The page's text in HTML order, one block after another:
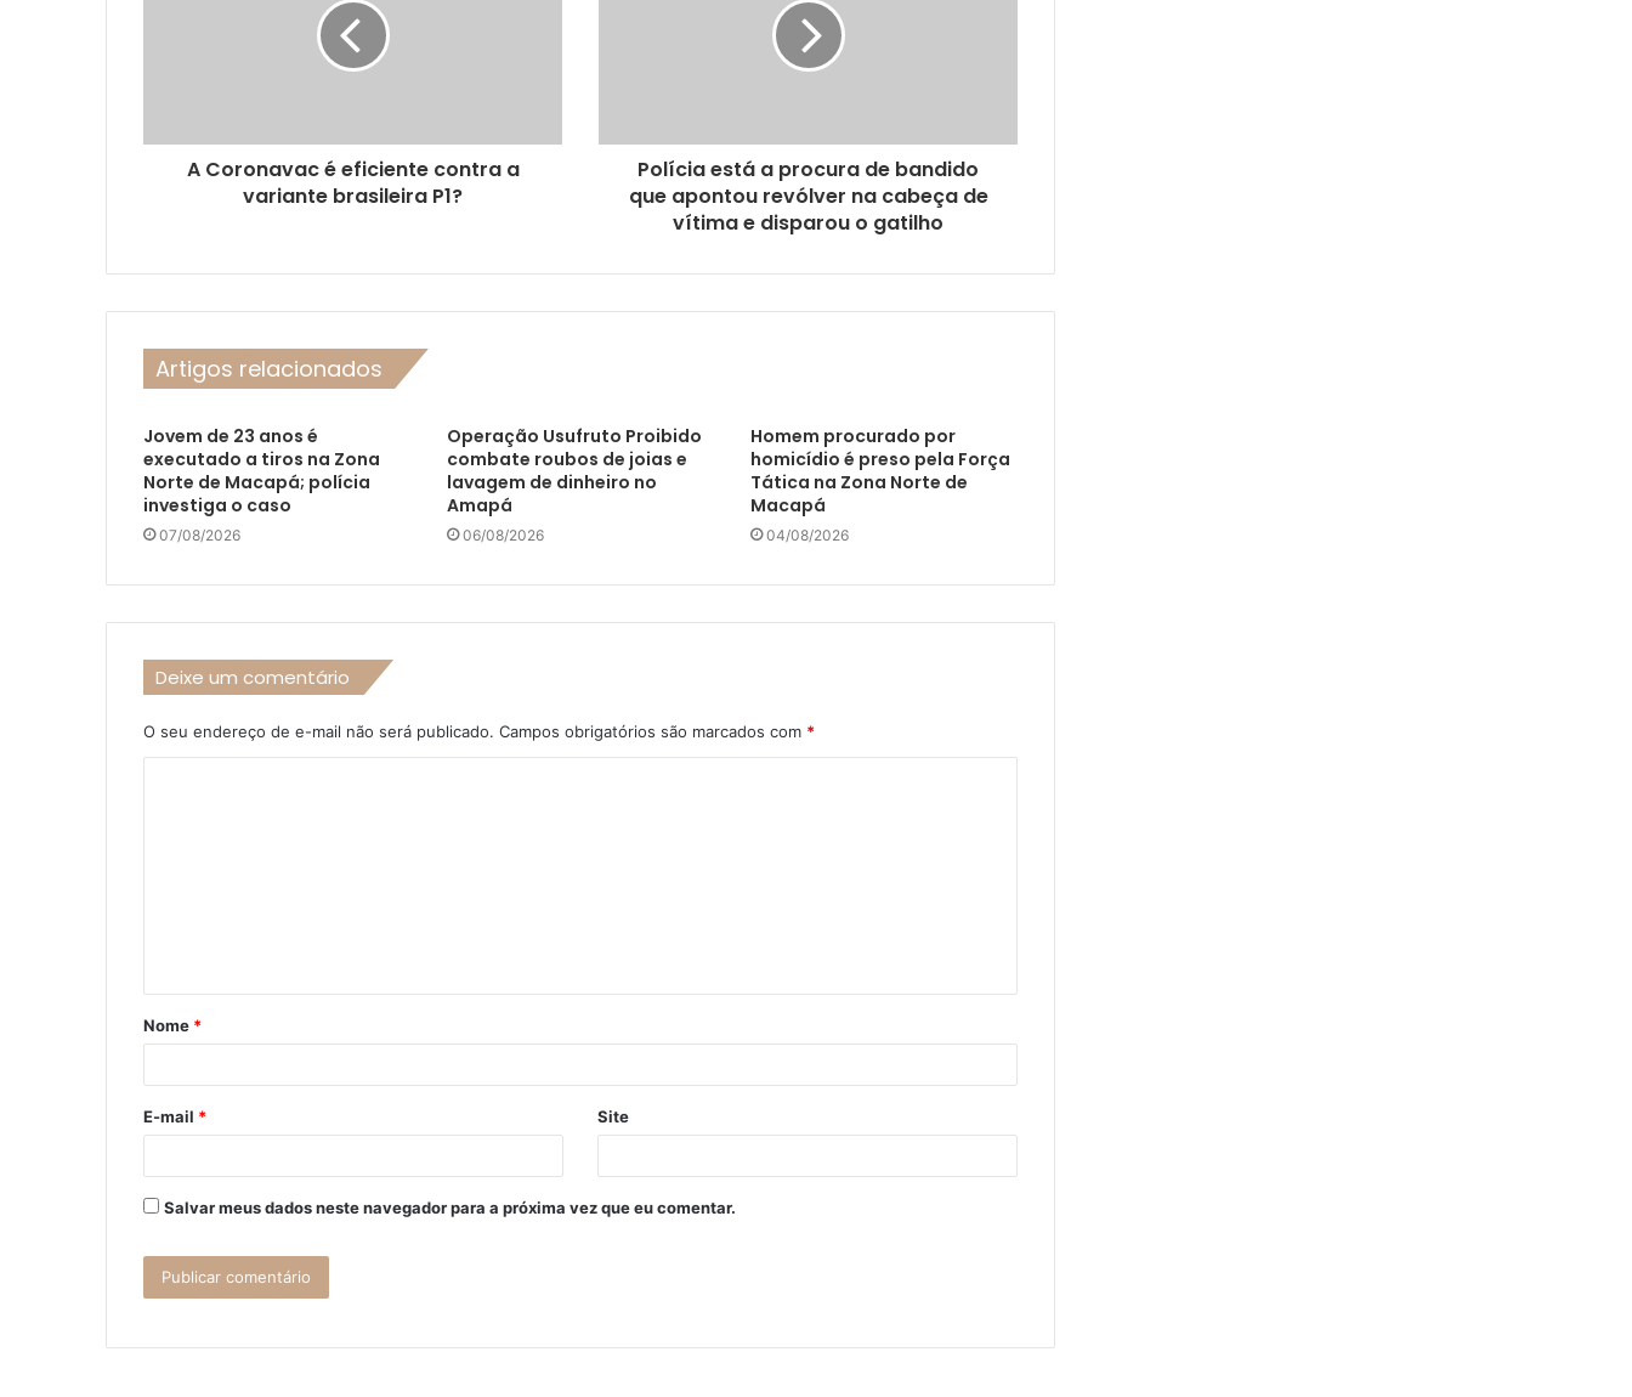
A Coronavac é eficiente contra a
variante brasileira P1?
Polícia está a procura de bandido
que apontou revólver na cabeça de
vítima e disparou o gatilho
Artigos relacionados
Jovem de 23 anos é
executado a tiros na Zona
Norte de Macapá; polícia
investiga o caso
07/08/2026
Operação Usufruto Proibido
combate roubos de joias e
lavagem de dinheiro no
Amapá
06/08/2026
Homem procurado por
homicídio é preso pela Força
Tática na Zona Norte de
Macapá
04/08/2026
Deixe um comentário
O seu endereço de e-mail não será publicado. Campos obrigatórios são marcados com *
á
r
*
Nome *
E-mail * Site
Salvar meus dados neste navegador para a próxima vez que eu comentar.